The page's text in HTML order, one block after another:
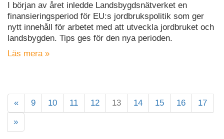
I början av året inledde Landsbygdsnätverket en
finansieringsperiod för EU:s jordbrukspolitik som ger
nytt innehåll för arbetet med att utveckla jordbruket och
landsbygden. Tips ges för den nya perioden.
Läs mera »
« 9 10 11 12 13 14 15 16
17
»